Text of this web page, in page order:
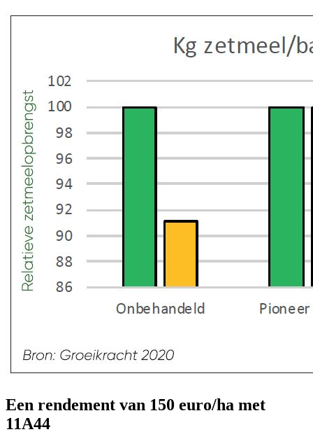
Een rendement van 150 euro/ha met
11A44